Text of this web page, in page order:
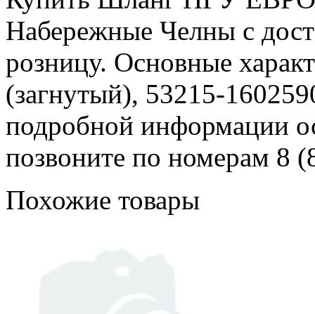
Набережные Челны с
розницу. Основные
(загнутый), 53215-
подробной информации
позвоните по номерам 8
Похожие товары